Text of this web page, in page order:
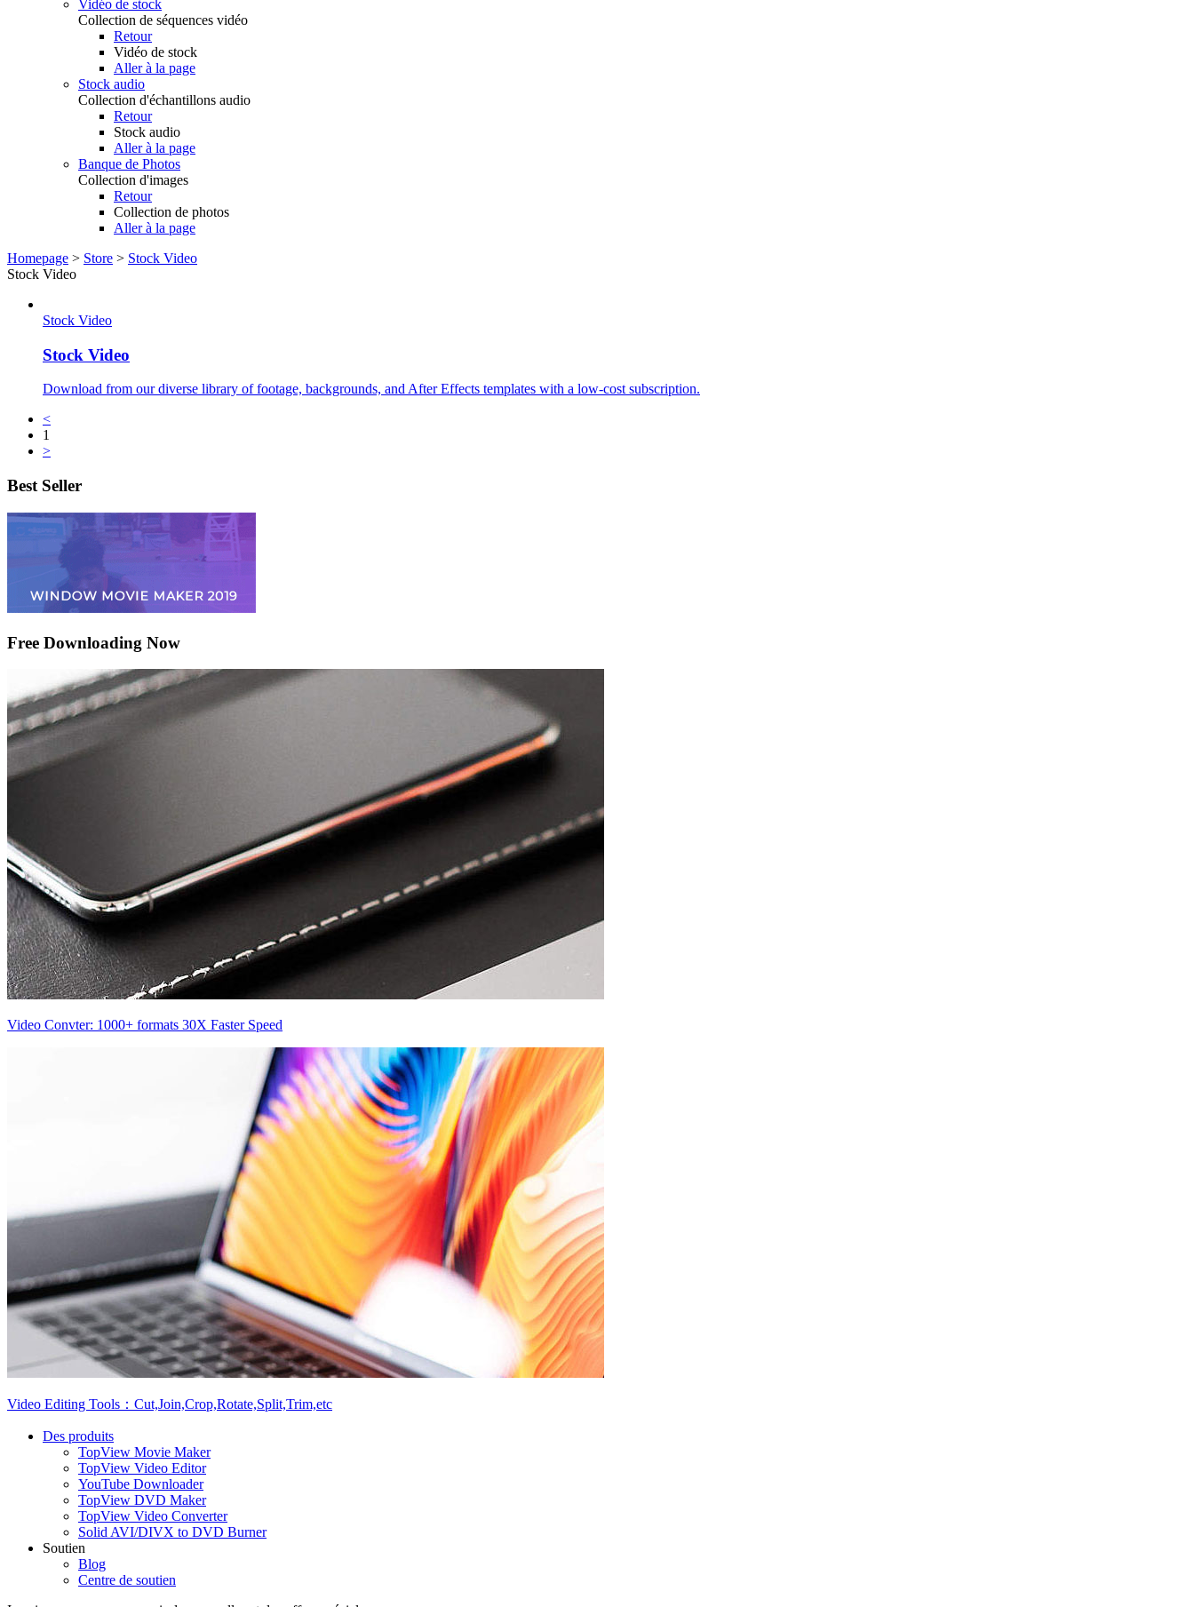
Vidéo de stock
Collection de séquences vidéo
Retour
Vidéo de stock
Aller à la page
Stock audio
Collection d'échantillons audio
Retour
Stock audio
Aller à la page
Banque de Photos
Collection d'images
Retour
Collection de photos
Aller à la page
Homepage > Store > Stock Video
Stock Video
Stock Video
Stock Video
Download from our diverse library of footage, backgrounds, and After Effects templates with a low-cost subscription.
<
1
>
Best Seller
Free Downloading Now
Video Convter: 1000+ formats 30X Faster Speed
Video Editing Tools：Cut,Join,Crop,Rotate,Split,Trim,etc
Des produits
TopView Movie Maker
TopView Video Editor
YouTube Downloader
TopView DVD Maker
TopView Video Converter
Solid AVI/DIVX to DVD Burner
Soutien
Blog
Centre de soutien